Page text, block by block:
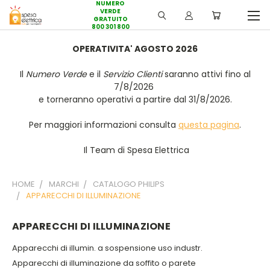
NUMERO
VERDE
GRATUITO
800 301 800
OPERATIVITA' AGOSTO 2026
Il Numero Verdee il Servizio Clientisaranno attivi fino al
7/8/2026
e torneranno operativi a partire dal 31/8/2026.
Per maggiori informazioni consulta questa pagina.
Il Team di Spesa Elettrica
HOME MARCHI
CATALOGO PHILIPS
APPARECCHI DI ILLUMINAZIONE
APPARECCHI DI ILLUMINAZIONE
Apparecchi di illumin. a sospensione uso industr.
Apparecchi di illuminazione da soffito o parete